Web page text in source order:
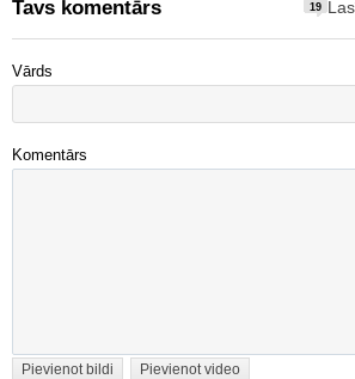
Tavs komentārs 19
Vārds
Komentārs
Pievienot bildi Pievienot video